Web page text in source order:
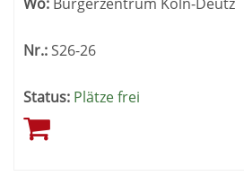
Nr.:S26-26
Status: Plätze frei